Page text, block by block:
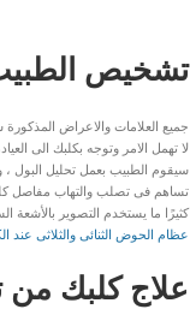
تشخيص
جميع العلامات والاعراض المذكورة
لا تهمل الامر وتوجه بكلبك الى
سيقوم الطبيب بعمل تحليل البول ،
تساهم فى تصلب والتهاب مفاصل
كثيرًا ما يستخدم التصوير
عظام الحوض الثنائى والثلاثى عند
علاج كلبك